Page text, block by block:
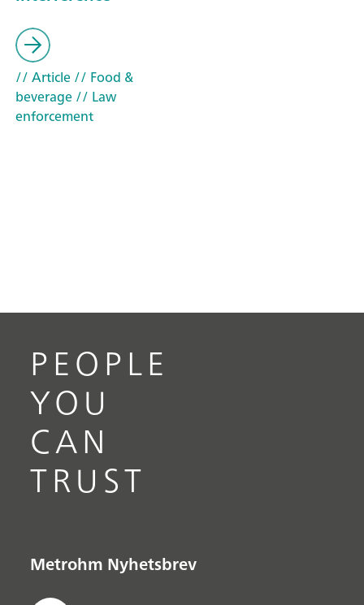
// Article// Food &
beverage// Law
enforcement
PEOPLE
YOU
CAN
TRUST
Metrohm Nyhetsbrev